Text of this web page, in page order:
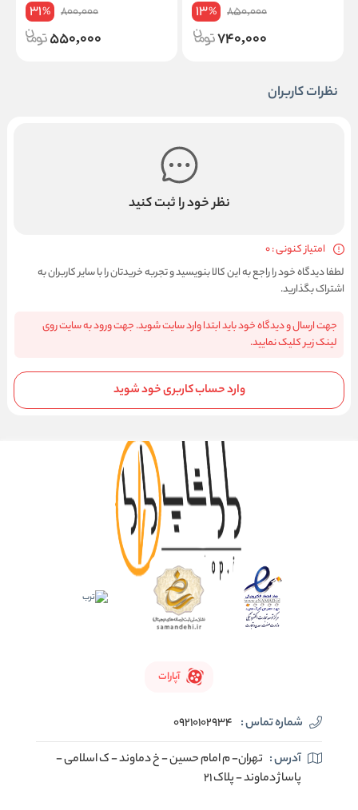
850,000
13%
740,000
800,000
31%
550,000
نظرات کاربران
نظر خود را ثبت کنید
امتیاز کنونی : 0
لطفا دیدگاه خود را راجع به این کالا بنویسید و تجربه خریدتان را با سایر کاربران به
اشتراک بگذارید.
جهت ارسال و دیدگاه خود باید ابتدا وارد سایت شوید. جهت ورود به سایت روی
لینک زیر کلیک نمایید.
وارد حساب کاربری خود شوید
آپارات
شماره تماس : 09210102934
آدرس : تهران- م امام حسین - خ دماوند - ک اسلامی -
پاساژ دماوند - پلاک 21